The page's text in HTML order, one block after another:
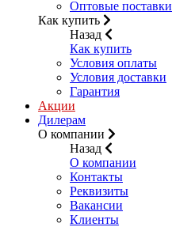
Оптовые поставки
Как купить
Назад
Как купить
Условия оплаты
Условия доставки
Гарантия
Акции
Дилерам
О компании
Назад
О компании
Контакты
Реквизиты
Вакансии
Клиенты